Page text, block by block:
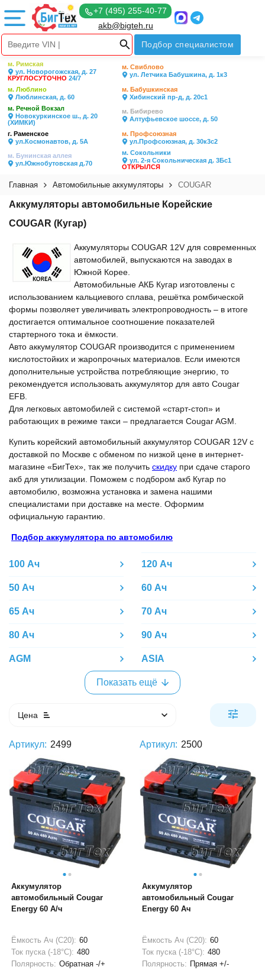
+7 (495) 255-40-77
akb@bigteh.ru
Подбор специалистом
м. Римская
ул. Новорогожская, д. 27
КРУГЛОСУТОЧНО 24/7
м. Свиблово
ул. Летчика Бабушкина, д. 1к3
м. Люблино
Люблинская, д. 60
м. Бабушкинская
Хибинский пр-д, д. 20с1
м. Речной Вокзал
Новокуркинское ш., д. 20
(ХИМКИ)
м. Бибирево
Алтуфьевское шоссе, д. 50
г. Раменское
ул.Космонавтов, д. 5А
м. Профсоюзная
ул.Профсоюзная, д. 30к3с2
м. Бунинская аллея
ул.Южнобутовская д.70
м. Сокольники
ул. 2-я Сокольническая д. 3Бс1
ОТКРЫЛСЯ
Главная Автомобильные аккумуляторы COUGAR
Аккумуляторы автомобильные Корейские
COUGAR (Кугар)
Аккумуляторы COUGAR 12V для современных
автомобилей, выпускаются на заводах в
Южной Корее.
Автомобильные АКБ Кугар изготовлены с
использованием кальциевого сплава, решётка ромбической
формы позволяет увеличивать электропроводность – в итоге
достигается оптимальное соотношение показателей
стартерного тока и ёмкости.
Авто аккумулятор COUGAR производится с применением
кислотостойких и жаропрочных материалов. Если имеются
дополнительные устройства потребляющие энергию, то
рекомендуется использовать аккумулятор для авто Cougar
EFB.
Для легковых автомобилей с системой «старт-стоп» и
работающих в режиме такси – предлагается Cougar AGM.
Купить корейский автомобильный аккумулятор COUGAR 12V с
доставкой по Москве с обменом по низкой цене в интернет-
магазине «БигТех», так же получить скидку при сдаче старого
акб для утилизации. Поможем с подбором акб Кугар по
автомобилю, возможна установка и замена нашими
специалистами при доставке на месте. Оформим
официальную гарантию.
Подбор аккумулятора по автомобилю
100 Ач 120 Ач
50 Ач 60 Ач
65 Ач 70 Ач
80 Ач 90 Ач
AGM ASIA
Показать ещё
Цена
Артикул: 2499
Аккумулятор
автомобильный Cougar
Energy 60 А/ч
Ёмкость Ач (С20): 60
Ток пуска (-18°С): 480
Полярность: Обратная -/+
Артикул: 2500
Аккумулятор
автомобильный Cougar
Energy 60 Ач
Ёмкость Ач (С20): 60
Ток пуска (-18°С): 480
Полярность: Прямая +/-